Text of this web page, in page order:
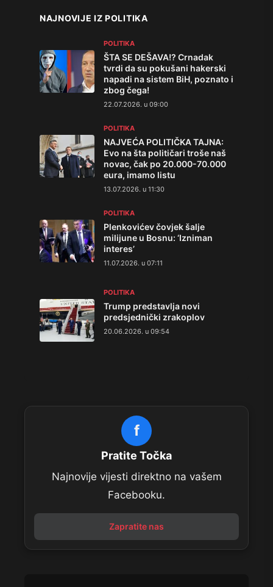
NAJNOVIJE IZ POLITIKA
POLITIKA
ŠTA SE DEŠAVA!? Crnadak
tvrdi da su pokušani hakerski
napadi na sistem BiH, poznato i
zbog čega!
22.07.2026. u 09:00
POLITIKA
NAJVEĆA POLITIČKA TAJNA:
Evo na šta političari troše naš
novac, čak po 20.000-70.000
eura, imamo listu
13.07.2026. u 11:30
POLITIKA
Plenkovićev čovjek šalje
milijune u Bosnu: ‘Izniman
interes’
11.07.2026. u 07:11
POLITIKA
Trump predstavlja novi
predsjednički zrakoplov
20.06.2026. u 09:54
f
Pratite Točka
Najnovije vijesti direktno na vašem
Facebooku.
Zapratite nas